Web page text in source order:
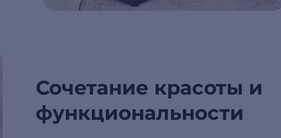
Сочетание красоты и
функциональности